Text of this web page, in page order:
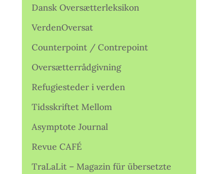
Dansk Oversætterleksikon
VerdenOversat
Counterpoint / Contrepoint
Oversætterrådgivning
Refugiesteder i verden
Tidsskriftet Mellom
Asymptote Journal
Revue CAFÉ
TraLaLit – Magazin für übersetzte